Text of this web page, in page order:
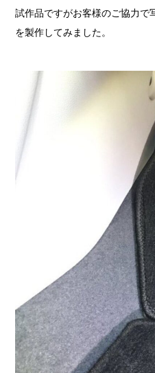
試作品ですがお客様のご協力で
を製作してみました。